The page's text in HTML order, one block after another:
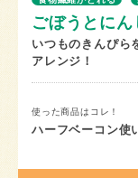
ごぼうとに
いつものきんぴら
アレンジ！
使った商品はコレ！
ハーフベーコン使